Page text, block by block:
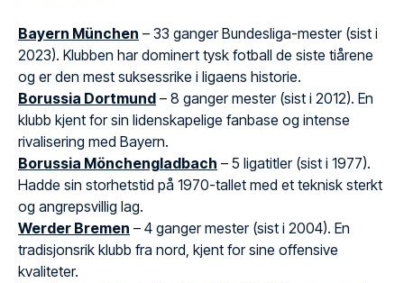
Bayern München – 33 ganger Bundesliga-mester (sist i
2023). Klubben har dominert tysk fotball de siste tiårene
og er den mest suksessrike i ligaens historie.
Borussia Dortmund – 8 ganger mester (sist i 2012). En
klubb kjent for sin lidenskapelige fanbase og intense
rivalisering med Bayern.
Borussia Mönchengladbach – 5 ligatitler (sist i 1977).
Hadde sin storhetstid på 1970-tallet med et teknisk sterkt
og angrepsvillig lag.
Werder Bremen – 4 ganger mester (sist i 2004). En
tradisjonsrik klubb fra nord, kjent for sine offensive
kvaliteter.